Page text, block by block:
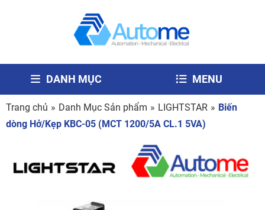
DANH MỤC MENU
Trang chủ » Danh Mục Sản phẩm » LIGHTSTAR » Biến
dòng Hở/Kẹp KBC-05 (MCT 1200/5A CL.1 5VA)